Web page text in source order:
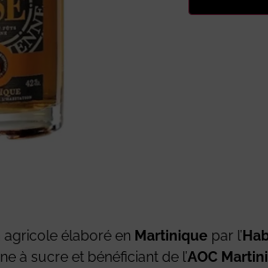
élaboré en Martinique par l’
à sucre et bénéficiant de l’AOC